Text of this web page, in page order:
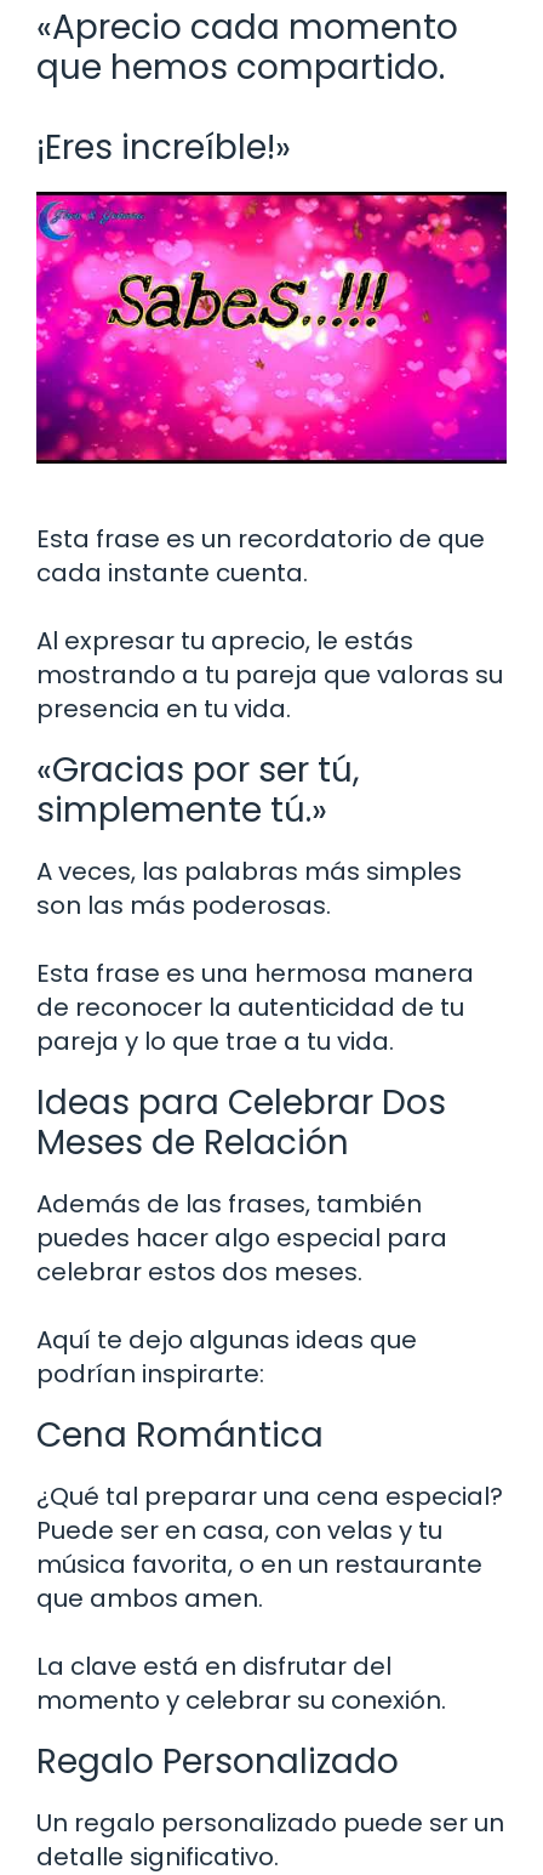
«Aprecio cada momento
que hemos compartido.
¡Eres increíble!»
Esta frase es un recordatorio de que
cada instante cuenta.
Al expresar tu aprecio, le estás
mostrando a tu pareja que valoras su
presencia en tu vida.
«Gracias por ser tú,
simplemente tú.»
A veces, las palabras más simples
son las más poderosas.
Esta frase es una hermosa manera
de reconocer la autenticidad de tu
pareja y lo que trae a tu vida.
Ideas para Celebrar Dos
Meses de Relación
Además de las frases, también
puedes hacer algo especial para
celebrar estos dos meses.
Aquí te dejo algunas ideas que
podrían inspirarte:
Cena Romántica
¿Qué tal preparar una cena especial?
Puede ser en casa, con velas y tu
música favorita, o en un restaurante
que ambos amen.
La clave está en disfrutar del
momento y celebrar su conexión.
Regalo Personalizado
Un regalo personalizado puede ser un
detalle significativo.